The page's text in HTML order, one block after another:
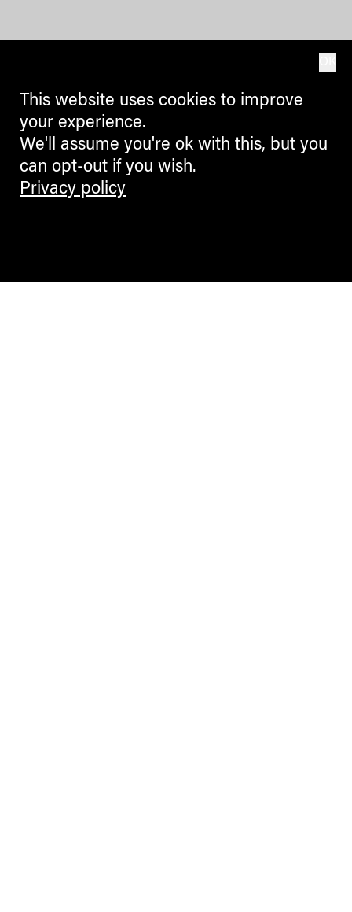
This website uses cookies to improve
your experience.
We'll assume you're ok with this, but you
can opt-out if you wish.
Privacy policy